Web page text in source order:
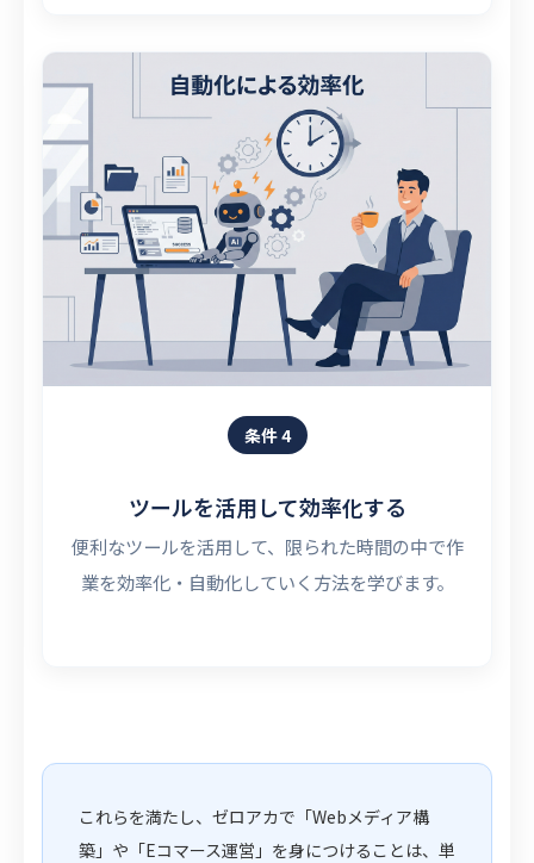
条件 4
ツールを活用して効率化する
便利なツールを活用して、限られた時間の中で作
業を効率化・自動化していく方法を学びます。
これらを満たし、ゼロアカで「Webメディア構
築」や「Eコマース運営」を身につけることは、単